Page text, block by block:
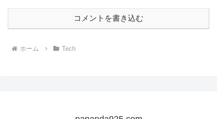
コメントを書き込む
ホーム Tech